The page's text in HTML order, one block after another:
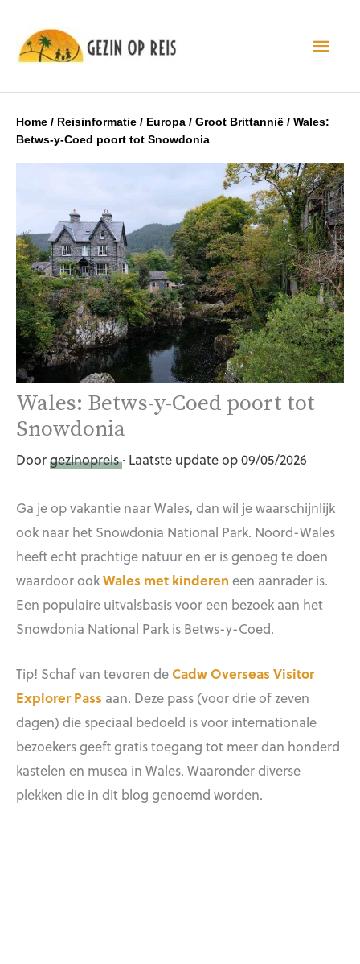
Home / Reisinformatie / Europa / Groot Brittannië / Wales:
Betws-y-Coed poort tot Snowdonia
Wales: Betws-y-Coed poort tot
Snowdonia
Doorgezinopreis· Laatste update op 09/05/2026
Ga je op vakantie naar Wales, dan wil je waarschijnlijk
ook naar het Snowdonia National Park. Noord-Wales
heeft echt prachtige natuur en er is genoeg te doen
waardoor ookWales met kinderen een aanrader is.
Een populaire uitvalsbasis voor een bezoek aan het
Snowdonia National Park is Betws-y-Coed.
Tip! Schaf van tevoren deCadw Overseas Visitor
Explorer Pass aan. Deze pass (voor drie of zeven
dagen) die speciaal bedoeld is voor internationale
bezoekers geeft gratis toegang tot meer dan honderd
kastelen en musea in Wales. Waaronder diverse
plekken die in dit blog genoemd worden.